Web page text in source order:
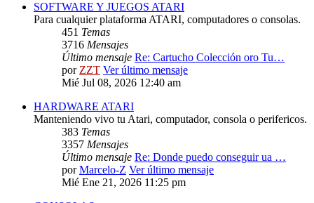
SOFTWARE Y JUEGOS ATARI
Para cualquier plataforma ATARI, computadores o consolas.
451 Temas
3716 Mensajes
Último mensaje Re: Cartucho Colección oro Tu…
porZZT Ver último mensaje
Mié Jul 08, 2026 12:40 am
HARDWARE ATARI
Manteniendo vivo tu Atari, computador, consola o perifericos.
383 Temas
3357 Mensajes
Último mensaje Re: Donde puedo conseguir ua …
porMarcelo-Z Ver último mensaje
Mié Ene 21, 2026 11:25 pm